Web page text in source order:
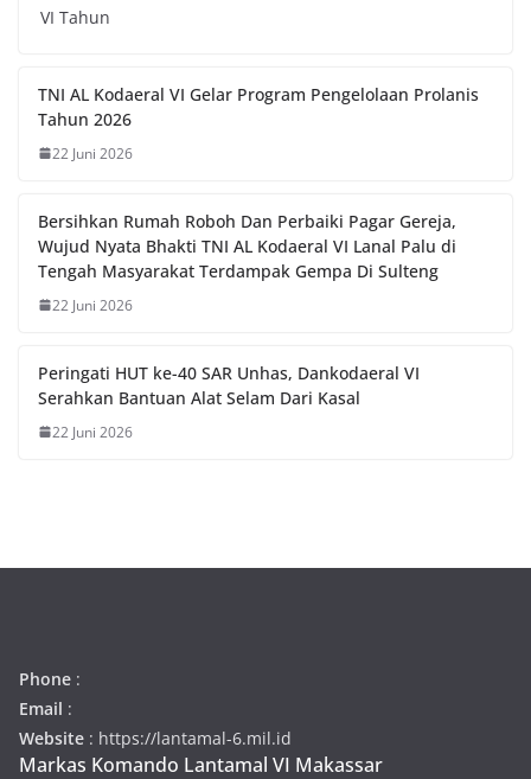
VI Tahun
TNI AL Kodaeral VI Gelar Program Pengelolaan Prolanis
Tahun 2026
22 Juni 2026
Bersihkan Rumah Roboh Dan Perbaiki Pagar Gereja,
Wujud Nyata Bhakti TNI AL Kodaeral VI Lanal Palu di
Tengah Masyarakat Terdampak Gempa Di Sulteng
22 Juni 2026
Peringati HUT ke-40 SAR Unhas, Dankodaeral VI
Serahkan Bantuan Alat Selam Dari Kasal
22 Juni 2026
Phone :
Email :
Website : https://lantamal-6.mil.id
Markas Komando Lantamal VI Makassar